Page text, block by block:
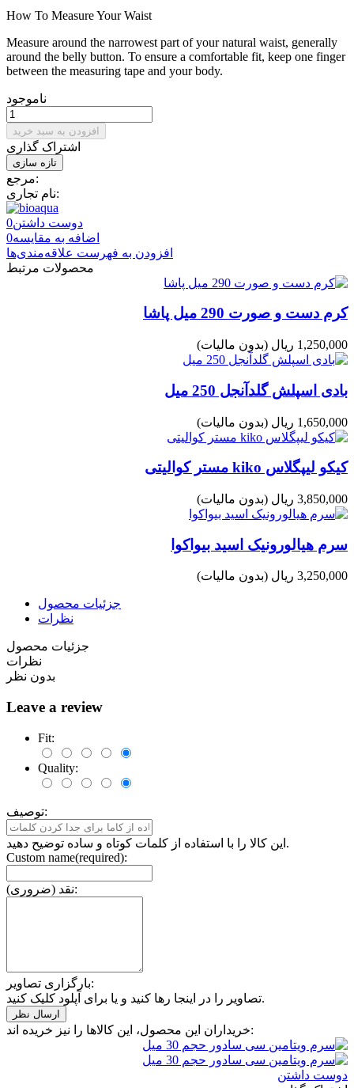
How To Measure Your Waist
Measure around the narrowest part of your natural waist, generally
around the belly button. To ensure a comfortable fit, keep one finger
between the measuring tape and your body.
ناموجود
افزودن به سبد خرید
اشتراک گذاری
مرجع:
نام تجاری:
دوست داشتن0
اضافه به مقایسه0
افزودن به فهرست علاقه‌مندی‌ها
محصولات مرتبط
کرم دست و صورت 290 میل پاشا
1,250,000 ریال (بدون مالیات)
بادی اسپلش گلدآنجل 250 میل
1,650,000 ریال (بدون مالیات)
کیکو لیپگلاس kiko مستر کوالیتی
3,850,000 ریال (بدون مالیات)
سرم هیالورونیک اسید بیواکوا
3,250,000 ریال (بدون مالیات)
جزئیات محصول
نظرات
جزئیات محصول
نظرات
بدون نظر
Leave a review
Fit:
Quality:
توصیف:
این کالا را با استفاده از کلمات کوتاه و ساده توضیح دهید.
Custom name(required):
نقد (ضروری):
بارگزاری تصاویر:
تصاویر را در اینجا رها کنید و یا برای آپلود کلیک کنید.
خریداران این محصول، این کالاها را نیز خریده اند:
دوست داشتن